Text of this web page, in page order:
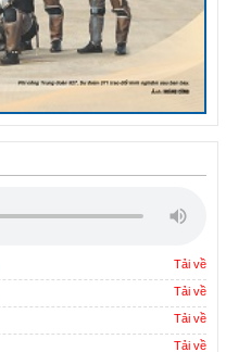
Tải về
Tải về
Tải về
Tải về